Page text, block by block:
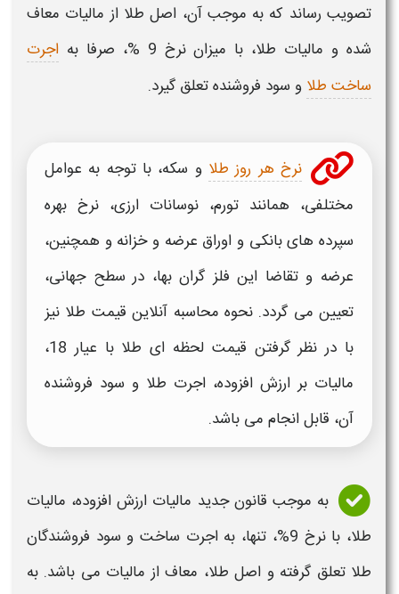
تصویب رساند که به موجب آن، اصل طلااز مالیات معاف
شده و مالیات طلا، با میزاننرخ 9 %، صرفا به
اجرت
ساخت طلا و سود فروشنده تعلق گیرد.
نرخ هر روز طلا و سکه، با توجه به عوامل
مختلفی، همانند تورم، نوسانات ارزی، نرخ بهره
سپرده های بانکی و اوراق عرضه و خزانه و همچنین،
عرضه و تقاضا این فلز گران بها، در سطح جهانی،
تعیین می گردد.نحوه محاسبه آنلاین قیمت طلا نیز
با در نظر گرفتن قیمت لحظه ای طلا با عیار 18،
مالیات بر ارزش افزوده، اجرت طلا و سود فروشنده
آن، قابل انجام می باشد.
به موجب قانون جدید مالیات ارزش افزوده، مالیات
طلا، با نرخ 9%، تنها، به اجرت ساخت و سود فروشندگان
طلاتعلق گرفته و اصل طلا، معاف از مالیات می باشد. به